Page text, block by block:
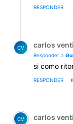
RESPONDER
CV carlos
Responder a
si como
RESPONDER
Comentario de
CV carlos